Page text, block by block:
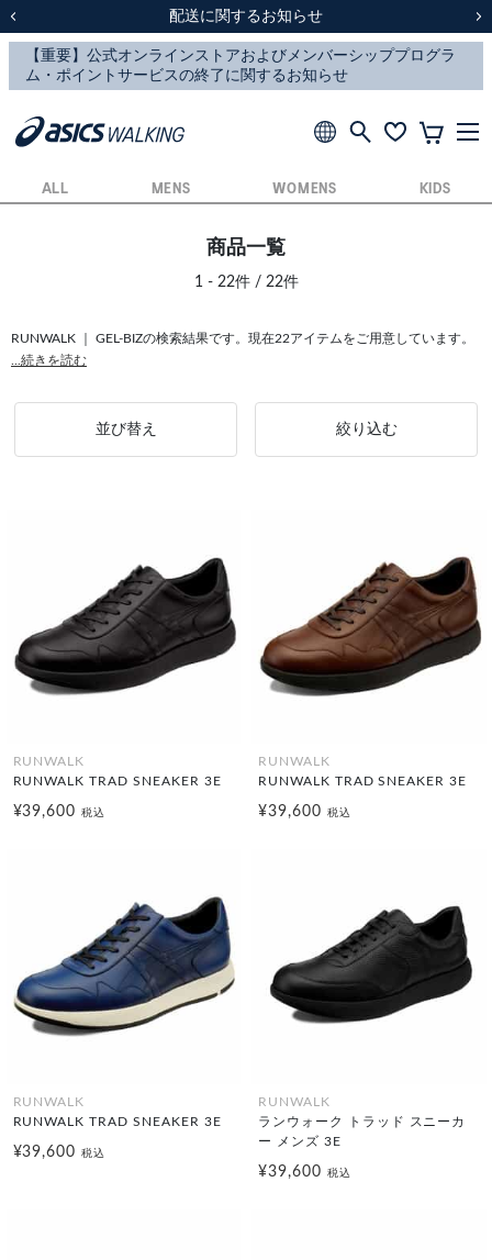
スクスク（SUKU2）価格改定のお知らせ
配送に関するお知らせ
スクスク（SUKU2）価格改定のお知らせ
配送に関するお知らせ
ALL MENS WOMENS KIDS
商品一覧
1 - 22件 / 22件
RUNWALK ｜ GEL-BIZの検索結果です。現在22アイテムをご用意しています。
...続きを読む
並び替え 絞り込む
RUNWALK
RUNWALK TRAD SNEAKER 3E
¥39,600税込
RUNWALK
RUNWALK TRAD SNEAKER 3E
¥39,600 税込
RUNWALK
RUNWALK TRAD SNEAKER 3E
¥39,600税込
RUNWALK
ランウォーク トラッド スニーカ
ー メンズ 3E
¥39,600 税込